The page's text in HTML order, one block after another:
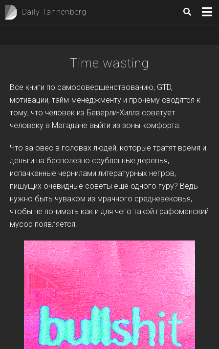
Daily Tannenberg
Time wasting
Все книги по самосовершенствованию, GTD,
мотивации, тайм-менеджменту и прочему сводятся к
тому, что человек из Беверли-Хиллз советует
человеку в Магадане выйти из зоны комфорта.
Что за овес в головах людей, которые тратят время и
деньги на бесполезно срубленные деревья,
испачканные чернилами литературных негров,
пишущих очевидные советы ещё одного гуру? Ведь
нужно быть чуваком из мрачного средневековья,
чтобы не понимать как и для чего такой графоманский
мусор появляется.